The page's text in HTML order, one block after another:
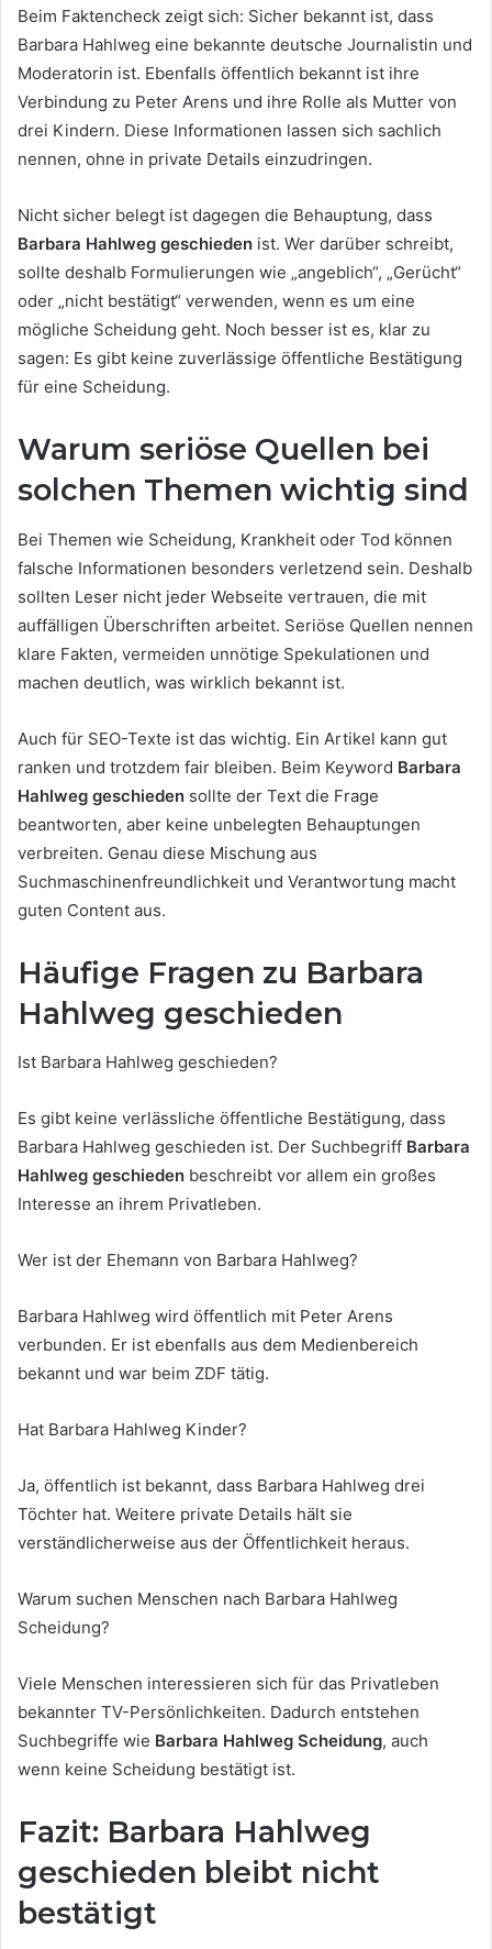
Beim Faktencheck zeigt sich: Sicher bekannt ist, dass
Barbara Hahlweg eine bekannte deutsche Journalistin und
Moderatorin ist. Ebenfalls öffentlich bekannt ist ihre
Verbindung zu Peter Arens und ihre Rolle als Mutter von
drei Kindern. Diese Informationen lassen sich sachlich
nennen, ohne in private Details einzudringen.
Nicht sicher belegt ist dagegen die Behauptung, dass
Barbara Hahlweg geschieden ist. Wer darüber schreibt,
sollte deshalb Formulierungen wie „angeblich“, „Gerücht“
oder „nicht bestätigt“ verwenden, wenn es um eine
mögliche Scheidung geht. Noch besser ist es, klar zu
sagen: Es gibt keine zuverlässige öffentliche Bestätigung
für eine Scheidung.
Warum seriöse Quellen bei
solchen Themen wichtig sind
Bei Themen wie Scheidung, Krankheit oder Tod können
falsche Informationen besonders verletzend sein. Deshalb
sollten Leser nicht jeder Webseite vertrauen, die mit
auffälligen Überschriften arbeitet. Seriöse Quellen nennen
klare Fakten, vermeiden unnötige Spekulationen und
machen deutlich, was wirklich bekannt ist.
Auch für SEO-Texte ist das wichtig. Ein Artikel kann gut
ranken und trotzdem fair bleiben. Beim Keyword Barbara
Hahlweg geschieden sollte der Text die Frage
beantworten, aber keine unbelegten Behauptungen
verbreiten. Genau diese Mischung aus
Suchmaschinenfreundlichkeit und Verantwortung macht
guten Content aus.
Häufige Fragen zu Barbara
Hahlweg geschieden
Ist Barbara Hahlweg geschieden?
Es gibt keine verlässliche öffentliche Bestätigung, dass
Barbara Hahlweg geschieden ist. Der Suchbegriff Barbara
Hahlweg geschieden beschreibt vor allem ein großes
Interesse an ihrem Privatleben.
Wer ist der Ehemann von Barbara Hahlweg?
Barbara Hahlweg wird öffentlich mit Peter Arens
verbunden. Er ist ebenfalls aus dem Medienbereich
bekannt und war beim ZDF tätig.
Hat Barbara Hahlweg Kinder?
Ja, öffentlich ist bekannt, dass Barbara Hahlweg drei
Töchter hat. Weitere private Details hält sie
verständlicherweise aus der Öffentlichkeit heraus.
Warum suchen Menschen nach Barbara Hahlweg
Scheidung?
Viele Menschen interessieren sich für das Privatleben
bekannter TV-Persönlichkeiten. Dadurch entstehen
Suchbegriffe wie Barbara Hahlweg Scheidung, auch
wenn keine Scheidung bestätigt ist.
Fazit: Barbara Hahlweg
geschieden bleibt nicht
bestätigt